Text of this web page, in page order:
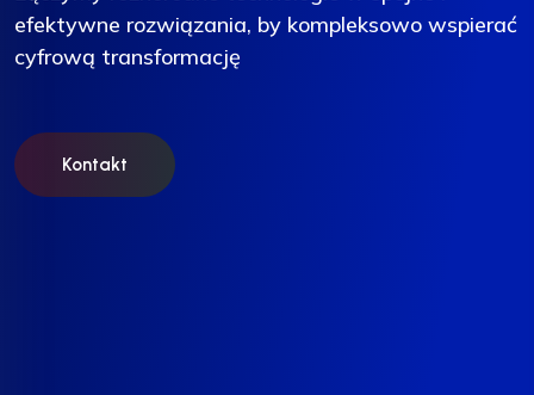
efektywne rozwiązania, by kompleksowo wspierać
cyfrową transformację
Kontakt
efektywne rozwiązania, by kompleksowo wspierać
cyfrową transformację
Kontakt
efektywne rozwiązania, by kompleksowo wspierać
cyfrową transformację
Kontakt